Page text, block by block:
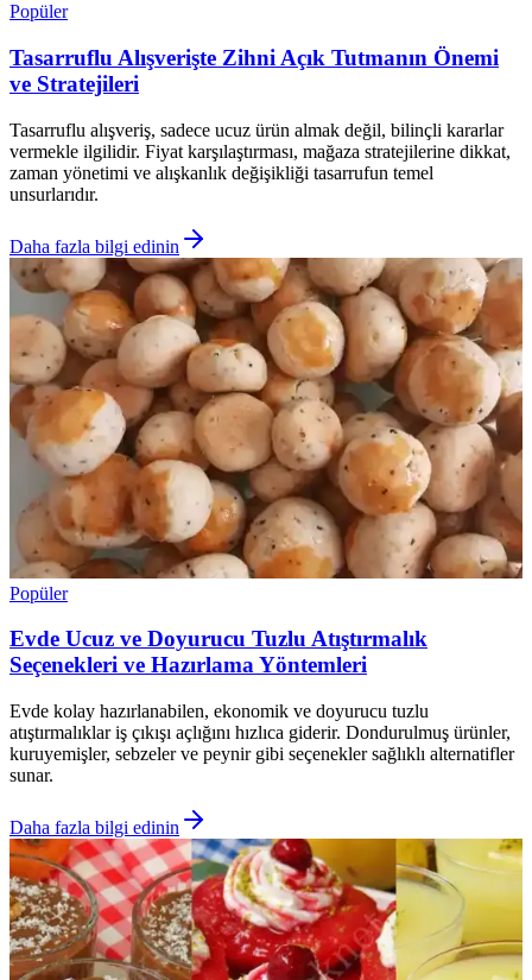
Popüler
Tasarruflu Alışverişte Zihni Açık Tutmanın Önemi
ve Stratejileri
Tasarruflu alışveriş, sadece ucuz ürün almak değil, bilinçli kararlar
vermekle ilgilidir. Fiyat karşılaştırması, mağaza stratejilerine dikkat,
zaman yönetimi ve alışkanlık değişikliği tasarrufun temel
unsurlarıdır.
Daha fazla bilgi edinin
Popüler
Evde Ucuz ve Doyurucu Tuzlu Atıştırmalık
Seçenekleri ve Hazırlama Yöntemleri
Evde kolay hazırlanabilen, ekonomik ve doyurucu tuzlu
atıştırmalıklar iş çıkışı açlığını hızlıca giderir. Dondurulmuş ürünler,
kuruyemişler, sebzeler ve peynir gibi seçenekler sağlıklı alternatifler
sunar.
Daha fazla bilgi edinin